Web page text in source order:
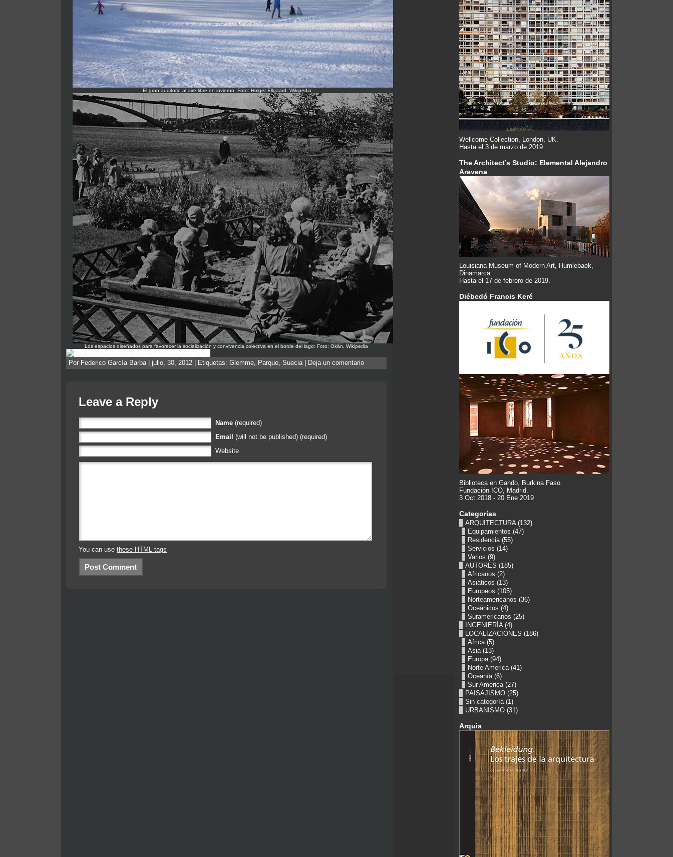
El gran auditorio al aire libre en invierno. Foto: Holger Ellgaard, Wikipedia
Los espacios diseñados para favorecer la socialización y convivencia colectiva en el borde del lago: Foto: Okän, Wikipedia
Por Federico García Barba | julio, 30, 2012 | Etiquetas: Glemme Parque Suecia | Deja un comentario
Leave a Reply
Name (required)
Email (will not be published) (required)
Website
You can use these HTML tags
Wellcome Collection, London, UK.
Hasta el 3 de marzo de 2019.
The Architect’s Studio: Elemental Alejandro
Aravena
Louisiana Museum of Modern Art, Humlebaek,
Dinamarca.
Hasta el 17 de febrero de 2019.
Diébedó Francis Keré
Biblioteca en Gando, Burkina Faso.
Fundación ICO, Madrid.
3 Oct 2018 - 20 Ene 2019
Categorías
ARQUITECTURA(132)
Equipamientos (47)
Residencia(55)
Servicios (14)
Varios (9)
AUTORES (185)
Africanos (2)
Asiáticos (13)
Europeos (105)
Norteamericanos (36)
Oceánicos (4)
Suramericanos (25)
INGENIERÍA(4)
LOCALIZACIONES (186)
Africa(5)
Asia(13)
Europa(94)
Norte America(41)
Oceanía(6)
Sur America(27)
PAISAJISMO (25)
Sin categoría(1)
URBANISMO (31)
Arquia